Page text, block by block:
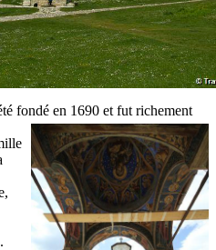
fondé en 1690 et fut richement